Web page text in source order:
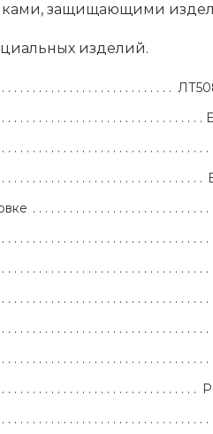
защищающими
изделий.